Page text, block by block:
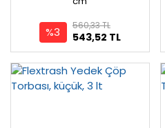
%3 543,52 TL
560,33 TL